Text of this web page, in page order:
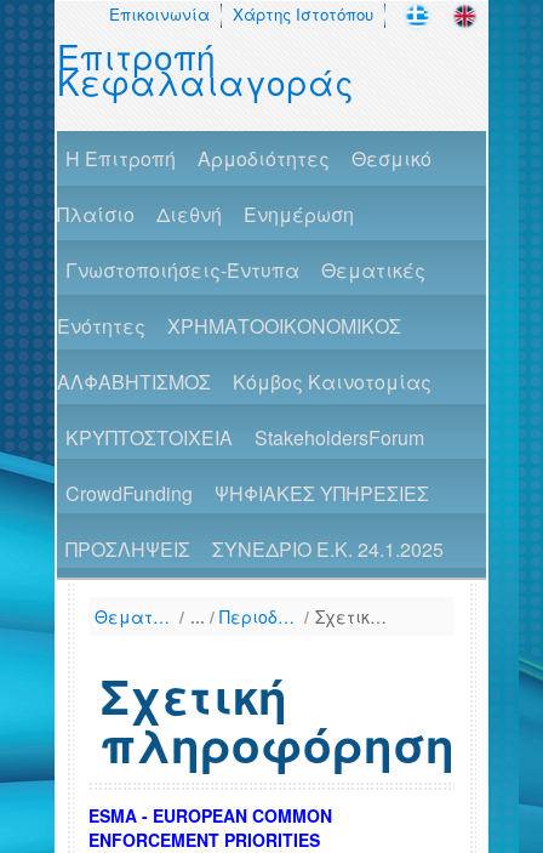
Επικοινωνία Χάρτης Ιστοτόπου
Επιτροπή
Κεφαλαιαγοράς
H Επιτροπή Αρμοδιότητες
Θεσμικό
Πλαίσιο
Διεθνή
Ενημέρωση
Γνωστοποιήσεις-Έντυπα
Θεματικές
Ενότητες
ΧΡΗΜΑΤΟΟΙΚΟΝΟΜΙΚΟΣ
ΑΛΦΑΒΗΤΙΣΜΟΣ
Κόμβος Καινοτομίας
ΚΡΥΠΤΟΣΤΟΙΧΕΙΑ
StakeholdersForum
CrowdFunding
ΨΗΦΙΑΚΕΣ ΥΠΗΡΕΣΙΕΣ
ΠΡΟΣΛΗΨΕΙΣ
ΣΥΝΕΔΡΙΟ Ε.Κ. 24.1.2025
Θεματικές Ενότητες / Περιοδική Πληροφόρηση / Σχετική πληροφόρηση
Σχετική
πληροφόρηση
ESMA - EUROPEAN COMMON
ENFORCEMENT PRIORITIES